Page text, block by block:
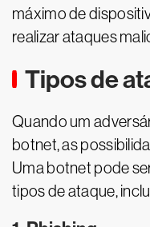
máximo de
realizar ataques
Tipos de
Quando um
botnet, as
Uma botnet pode
tipos de ataque,